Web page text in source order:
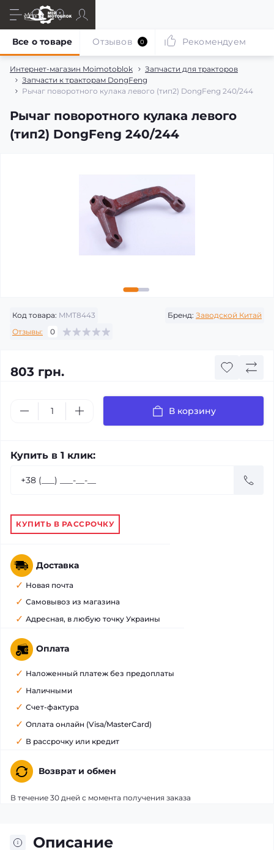
Интернет-магазин Moimotoblok
Запчасти для тракторов
Запчасти к тракторам DongFeng
Рычаг поворотного кулака левого (тип2) DongFeng 240/244
Рычаг поворотного кулака левого
(тип2) DongFeng 240/244
Все о товаре Отзывов 0 Рекомендуем
Код товара: MMT8443 Бренд: Заводской Китай
Отзывы:
0
803 грн.
В корзину
Купить в 1 клик:
КУПИТЬ В РАССРОЧКУ
Доставка
Новая почта
Самовывоз из магазина
Адресная, в любую точку Украины
Оплата
Наложенный платеж без предоплаты
Наличными
Счет-фактура
Оплата онлайн (Visa/MasterCard)
В рассрочку или кредит
Возврат и обмен
В течение 30 дней с момента получения заказа
Описание